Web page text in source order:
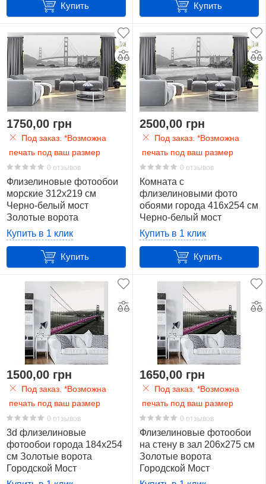
Купить Купить
1750,00 грн
Под заказ. *Возможна
печать под ваш размер
0 отзывов
Флизелиновые фотообои
морские 312x219 см
Черно-белый мост
Золотые ворота
(10965VEXXL)+клей
Купить в 1 клик
Купить
2500,00 грн
Под заказ. *Возможна
печать под ваш размер
0 отзывов
Комната с
флизелиновыми фото
обоями города 416x254 см
Черно-белый мост
Золотые ворота
(10965VEXXXL)+клей
Купить в 1 клик
Купить
1500,00 грн
Под заказ. *Возможна
печать под ваш размер
0 отзывов
3d флизелиновые
фотообои города 184x254
см Золотые ворота
Городской Мост
(1196V4A)+клей
1650,00 грн
Под заказ. *Возможна
печать под ваш размер
0 отзывов
Флизелиновые фотообои
на стену в зал 206x275 см
Золотые ворота
Городской Мост
(1196VEA)+клей